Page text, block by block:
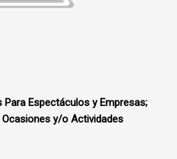
Espectáculos y Empresas;
y/o Actividades